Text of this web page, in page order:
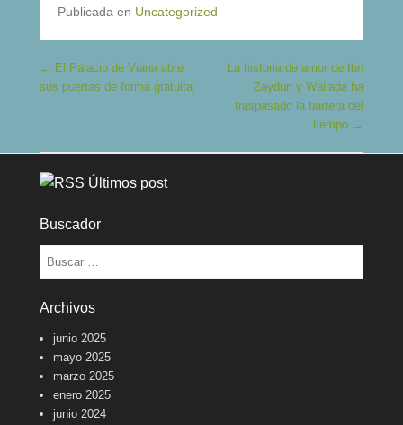
Publicada en Uncategorized
Navegación de entradas
← El Palacio de Viana abre
sus puertas de forma gratuita
La historia de amor de Ibn
Zaydun y Wallada ha
traspasado la barrera del
tiempo →
Últimos post
Buscador
Buscar
Archivos
junio 2025
mayo 2025
marzo 2025
enero 2025
junio 2024